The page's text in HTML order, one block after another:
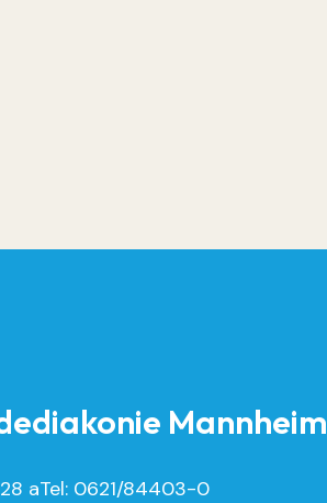
Mannheim
aTel: 0621/84403-0